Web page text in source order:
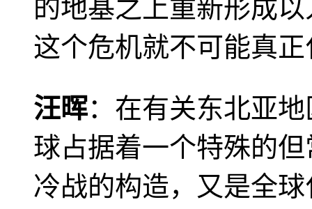
的地基之上重新形成
这个危机就不可能真
汪晖：在有关东北亚
球占据着一个特殊的
冷战的构造，又是全